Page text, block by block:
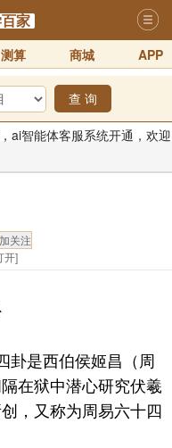
家
测算 商城 APP
查 询
ai智能体客服系统开通，欢迎
验新程序及感觉！！
、狗、鸡生肖化太岁开始预
注册声明
开]
是西伯侯姬昌（周
在狱中潜心研究伏羲
，又称为周易六十四